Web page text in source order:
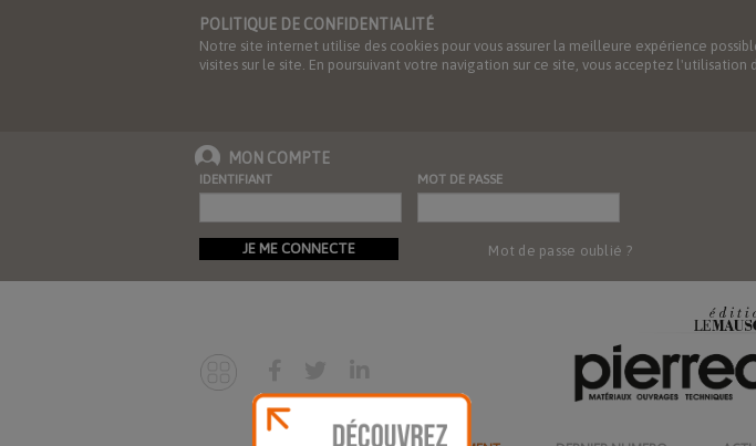
POLITIQUE DE CONFIDENTIALITÉ
Notre site internet utilise des cookies pour vous assurer la meilleure expérience
visites sur le site. En poursuivant votre navigation sur ce site, vous acceptez
MON COMPTE
IDENTIFIANT MOT DE PASSE
JE ME CONNECTE Mot de passe oublié ?